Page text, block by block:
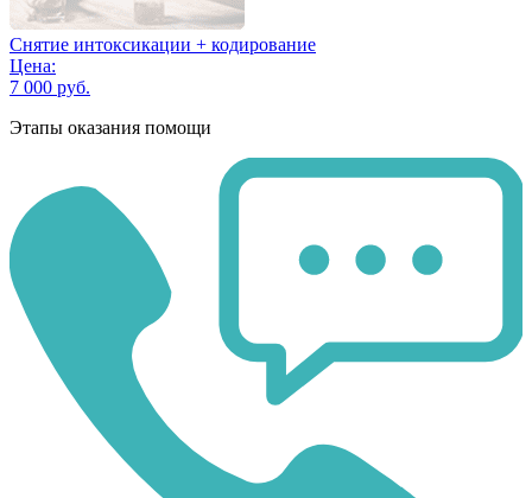
Снятие интоксикации + кодирование
Цена:
7 000 руб.
Этапы оказания помощи